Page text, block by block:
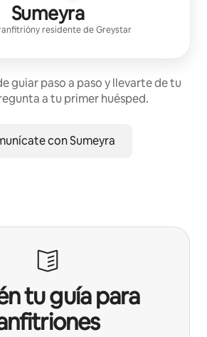
Sumeyra
y residente deGreystar
guiar paso a paso y llevarte de tu
a tu primer huésped.
con Sumeyra
tu guía para